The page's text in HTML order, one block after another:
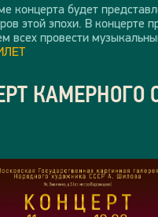
концерта будет
этой эпохи. В концерте
всех провести
КАМЕРНОГО